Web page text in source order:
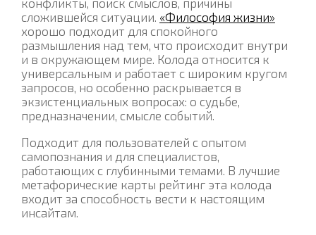
конфликты, поиск смыслов, причины
сложившейся ситуации. «Философия жизни»
хорошо подходит для спокойного
размышления над тем, что происходит внутри
и в окружающем мире. Колода относится к
универсальным и работает с широким кругом
запросов, но особенно раскрывается в
экзистенциальных вопросах: о судьбе,
предназначении, смысле событий.
Подходит для пользователей с опытом
самопознания и для специалистов,
работающих с глубинными темами. В лучшие
метафорические карты рейтинг эта колода
входит за способность вести к настоящим
инсайтам.